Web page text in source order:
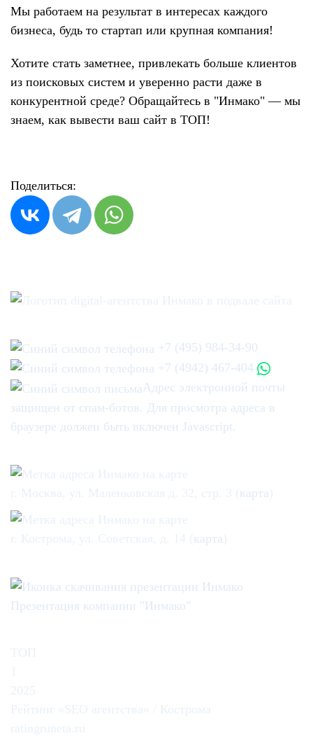
Мы работаем на результат в интересах каждого
бизнеса, будь то стартап или крупная компания!
Хотите стать заметнее, привлекать больше клиентов
из поисковых систем и уверенно расти даже в
конкурентной среде? Обращайтесь в "Инмако" — мы
знаем, как вывести ваш сайт в ТОП!
Поделиться:
+7 (495) 984-34-90
+7 (4942) 467-404
Адрес электронной почты
защищен от спам-ботов. Для просмотра адреса в
браузере должен быть включен Javascript.
карта
карта
Презентация компании "Инмако"